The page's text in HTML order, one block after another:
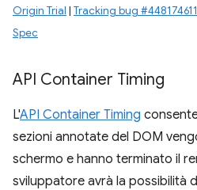
Origin Trial | Tracking bug #448174611
Spec
API Container Timing
L'API Container Timing
sezioni annotate del DOM
schermo e hanno terminato il
sviluppatore avrà la possibilità